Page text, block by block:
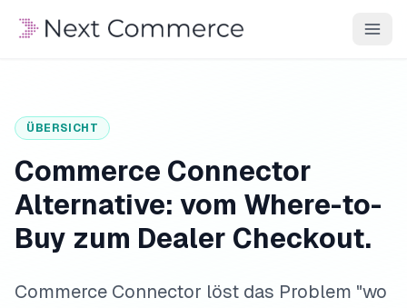
ÜBERSICHT
Commerce Connector
Alternative: vom Where-to-
Buy zum Dealer Checkout.
Commerce Connector löst das Problem "wo